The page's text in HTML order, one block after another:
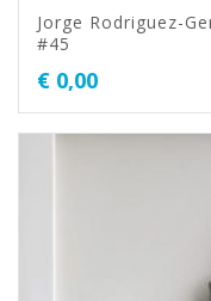
Jorge Rodriguez-
#45
€ 0,00